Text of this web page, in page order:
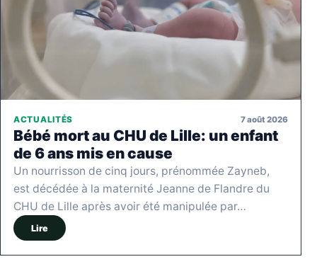
ACTUALITÉS 7 août 2026
Bébé mort au CHU de Lille: un enfant
de 6 ans mis en cause
Un nourrisson de cinq jours, prénommée Zayneb,
est décédée à la maternité Jeanne de Flandre du
CHU de Lille après avoir été manipulée par…
Lire